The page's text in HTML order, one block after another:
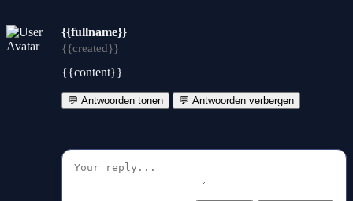
{{fullname}}
{{created}}
{{content}}
💬 Antwoorden tonen 💬 Antwoorden verbergen